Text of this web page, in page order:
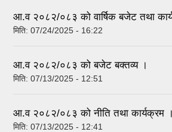
आ.व २०८२/०८३ को वार्षिक बजेट तथा
मिति: 07/24/2025 - 16:22
आ.व २०८२/०८३ को बजेट बक्तव्य ।
मिति: 07/13/2025 - 12:51
आ.व २०८२/०८३ को नीति तथा कार्यक्रम ।
मिति: 07/13/2025 - 12:41